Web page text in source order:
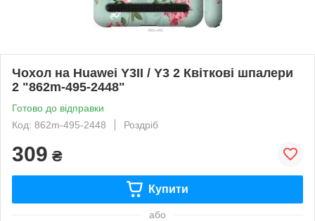
Чохол на Huawei Y3II / Y3 2 Квіткові шпалери
2 "862m-495-2448"
Готово до відправки
Код: 862m-495-2448
Роздріб
309 ₴
Купити
або